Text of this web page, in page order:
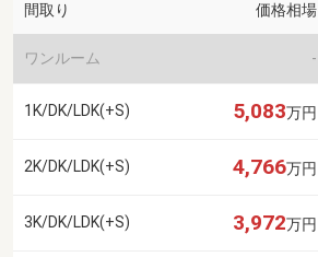
間取り 価格相場
ワンルーム -
1K/DK/LDK(+S) 5,083万円
2K/DK/LDK(+S) 4,766万円
3K/DK/LDK(+S) 3,972万円